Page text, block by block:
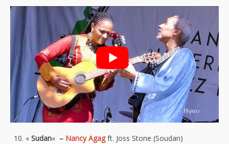
« Sudan« – Nancy Agagft. Joss Stone (Soudan)